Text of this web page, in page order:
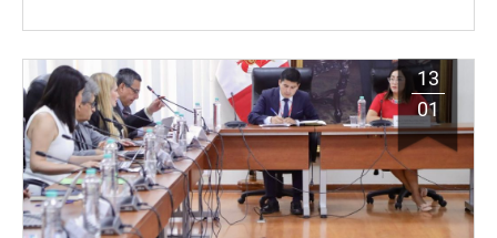
13
01